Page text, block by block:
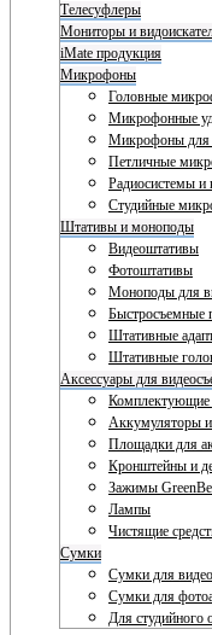
Телесуфлеры
Мониторы и
iMate продукция
Микрофоны
Головные
Микрофонные
Микрофоны для
Петличные
Радиосистемы и
Студийные
Штативы и моноподы
Видеоштативы
Фотоштативы
Моноподы для
Быстросъемные
Штативные
Штативные
Аксессуары для
Комплектующие
Аккумуляторы и
Площадки для
Кронштейны и
Зажимы
Лампы
Чистящие
Сумки
Сумки для
Сумки для
Для студийного